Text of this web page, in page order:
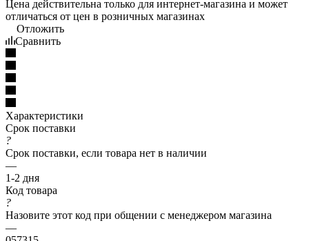
Цена действительна только для интернет-магазина и может
отличаться от цен в розничных магазинах
Отложить
Сравнить
Характеристики
Срок поставки
?
Срок поставки, если товара нет в наличии
—
1-2 дня
Код товара
?
Назовите этот код при общении с менеджером магазина
—